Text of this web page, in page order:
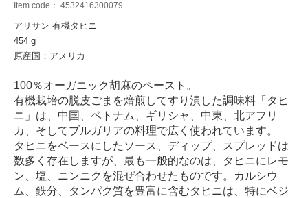
Item code： 4532416300079
アリサン 有機タヒニ
454 g
原産国：アメリカ
100％オーガニック胡麻のペースト。
有機栽培の脱皮ごまを焙煎してすり潰した調味料「タヒ
ニ」は、中国、ベトナム、ギリシャ、中東、北アフリ
カ、そしてブルガリアの料理で広く使われています。
タヒニをベースにしたソース、ディップ、スプレッドは
数多く存在しますが、最も一般的なのは、タヒニにレモ
ン、塩、ニンニクを混ぜ合わせたものです。カルシウ
ム、鉄分、タンパク質を豊富に含むタヒニは、特にベジ